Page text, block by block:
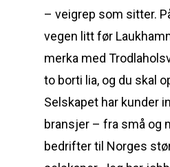
– veigrep som sitter.
vegen litt før
merka med
to borti lia, og du skal
Selskapet har kunder
bransjer – fra små og
bedrifter til Norges